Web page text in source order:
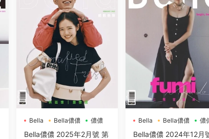
Bella Bella儂儂 儂儂
Bella儂儂 2025年2月號 第
Bella Bella儂儂 儂
Bella儂儂 2024年12月